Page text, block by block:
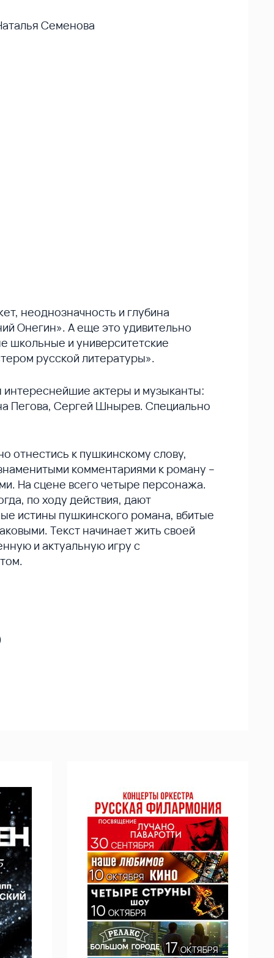
Семенова
неоднозначность и глубина
Онегин». А еще это удивительно
школьные и университетские
русской литературы».
интереснейшие актеры и музыканты:
Пегова, Сергей Шнырев. Специально
отнестись к пушкинскому слову,
комментариями к роману –
На сцене всего четыре персонажа.
по ходу действия, дают
истины пушкинского романа, вбитые
Текст начинает жить своей
и актуальную игру с